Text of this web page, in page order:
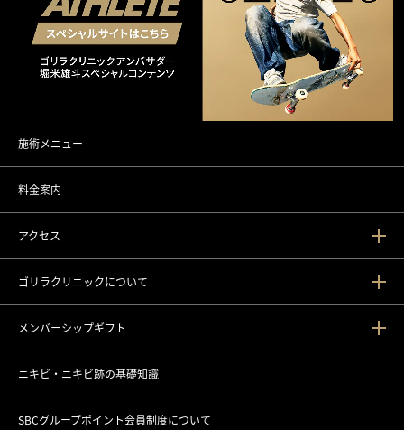
施術メニュー
料金案内
アクセス
新宿本院
渋谷院
道玄坂院
池袋院
ゴリラクリニックについて
ゴリラクリニックとは？
ゴリラフィロソフィー
医療機関としてのこだわり
メンバーシップギフト
メンバーシップギフトとは
各種セミナーの開催
ニキビ・ニキビ跡の基礎知識
SBCグループポイント会員制度について